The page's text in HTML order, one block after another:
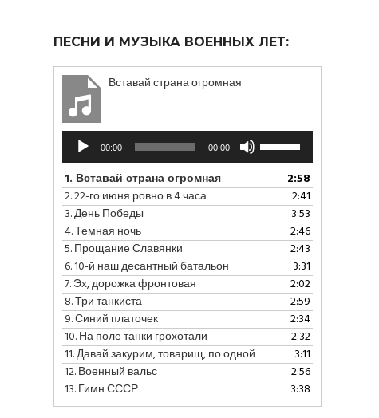
ПЕСНИ И МУЗЫКА ВОЕННЫХ ЛЕТ:
Вставай страна огромная
Аудиоплеер
00:00 00:00
вниз,
чтобы
увеличить
или
уменьшить
громкость.
1. Вставай страна огромная
2:58
2.22-го июня ровно в 4 часа
2:41
3.День Победы
3:53
4.Темная ночь
2:46
5.Прощание Славянки
2:43
6.10-й наш десантный батальон
3:31
7.Эх, дорожка фронтовая
2:02
8.Три танкиста
2:59
9.Синий платочек
2:34
10.На поле танки грохотали
2:32
11.Давай закурим, товарищ, по одной
3:11
12.Военный вальс
2:56
13.Гимн СССР 3:38